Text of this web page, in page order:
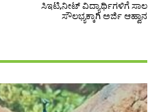
ಸಿಇಟಿ,ನೀಟ್ ವಿದ್ಯಾರ್ಥಿಗಳಿಗೆ ಸಾಲ
ಸೌಲಭ್ಯಕ್ಕಾಗಿ ಅರ್ಜಿ ಆಹ್ವಾನ